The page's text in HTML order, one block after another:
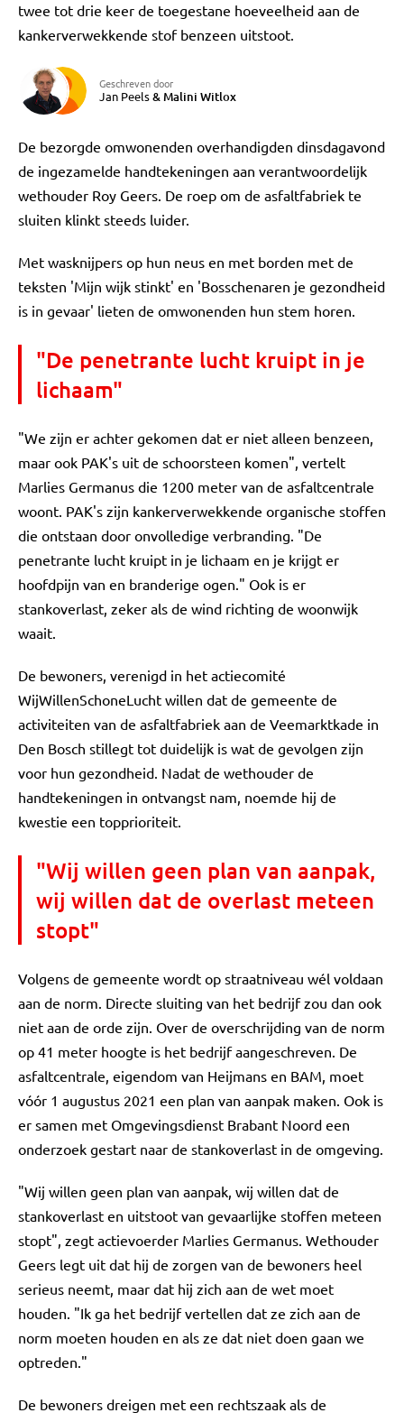
twee tot drie keer de toegestane hoeveelheid aan de
kankerverwekkende stof benzeen uitstoot.
Geschreven door
Jan Peels&Malini Witlox
De bezorgde omwonenden overhandigden dinsdagavond
de ingezamelde handtekeningen aan verantwoordelijk
wethouder Roy Geers. De roep om de asfaltfabriek te
sluiten klinkt steeds luider.
Met wasknijpers op hun neus en met borden met de
teksten 'Mijn wijk stinkt' en 'Bosschenaren je gezondheid
is in gevaar' lieten de omwonenden hun stem horen.
"De penetrante lucht kruipt in je
lichaam"
"We zijn er achter gekomen dat er niet alleen benzeen,
maar ook PAK's uit de schoorsteen komen", vertelt
Marlies Germanus die 1200 meter van de asfaltcentrale
woont. PAK's zijn kankerverwekkende organische stoffen
die ontstaan door onvolledige verbranding. "De
penetrante lucht kruipt in je lichaam en je krijgt er
hoofdpijn van en branderige ogen." Ook is er
stankoverlast, zeker als de wind richting de woonwijk
waait.
De bewoners, verenigd in het actiecomité
WijWillenSchoneLucht willen dat de gemeente de
activiteiten van de asfaltfabriek aan de Veemarktkade in
Den Bosch stillegt tot duidelijk is wat de gevolgen zijn
voor hun gezondheid. Nadat de wethouder de
handtekeningen in ontvangst nam, noemde hij de
kwestie een topprioriteit.
"Wij willen geen plan van aanpak,
wij willen dat de overlast meteen
stopt"
Volgens de gemeente wordt op straatniveau wél voldaan
aan de norm. Directe sluiting van het bedrijf zou dan ook
niet aan de orde zijn. Over de overschrijding van de norm
op 41 meter hoogte is het bedrijf aangeschreven. De
asfaltcentrale, eigendom van Heijmans en BAM, moet
vóór 1 augustus 2021 een plan van aanpak maken. Ook is
er samen met Omgevingsdienst Brabant Noord een
onderzoek gestart naar de stankoverlast in de omgeving.
"Wij willen geen plan van aanpak, wij willen dat de
stankoverlast en uitstoot van gevaarlijke stoffen meteen
stopt", zegt actievoerder Marlies Germanus. Wethouder
Geers legt uit dat hij de zorgen van de bewoners heel
serieus neemt, maar dat hij zich aan de wet moet
houden. "Ik ga het bedrijf vertellen dat ze zich aan de
norm moeten houden en als ze dat niet doen gaan we
optreden."
De bewoners dreigen met een rechtszaak als de